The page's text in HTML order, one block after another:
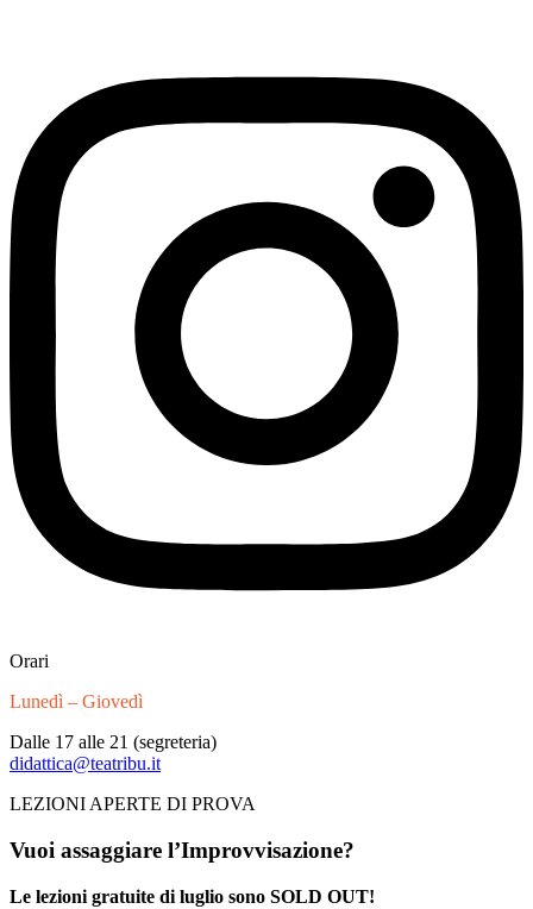
Orari
Lunedì – Giovedì
Dalle 17 alle 21 (segreteria)
didattica@teatribu.it
LEZIONI APERTE DI PROVA
Vuoi assaggiare l’Improvvisazione?
Le lezioni gratuite di luglio sono SOLD OUT!